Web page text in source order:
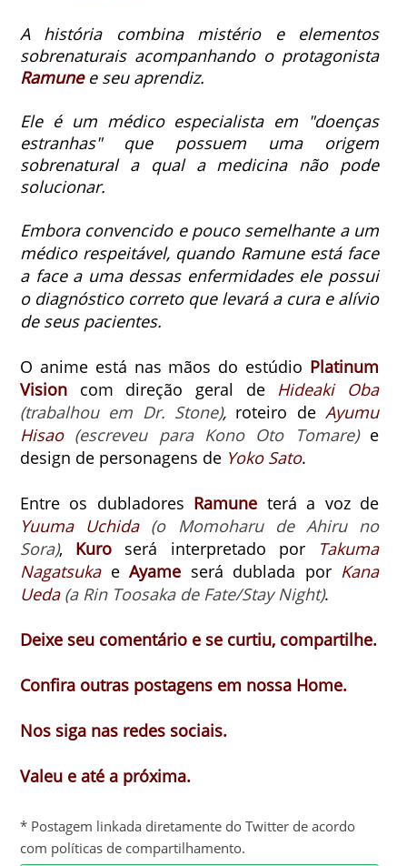
A história combina mistério e elementos
sobrenaturais acompanhando o protagonista
Ramunee seu aprendiz.
Ele é um médico especialista em "doenças
estranhas" que possuem uma origem
sobrenatural a qual a medicina não pode
solucionar.
Embora convencido e pouco semelhante a um
médico respeitável, quando Ramune está face
a face a uma dessas enfermidades ele possui
o diagnóstico correto que levará a cura e alívio
de seus pacientes.
O anime está nas mãos do estúdio Platinum
Vision com direção geral de Hideaki Oba
(trabalhou em Dr. Stone), roteiro deAyumu
Hisao (escreveu para Kono Oto Tomare)e
design de personagens de Yoko Sato.
Entre os dubladores Ramune terá a voz de
Yuuma Uchida (o Momoharu de Ahiru no
Sora), Kuro será interpretado por
Takuma
NagatsukaeAyame será dublada por Kana
Ueda(a Rin Toosaka de Fate/Stay Night).
Deixe seu comentário e se curtiu, compartilhe.
Confira outras postagens em nossa Home.
Nos siga nas redes sociais.
Valeu e até a próxima.
* Postagem linkada diretamente do Twitter de acordo
com políticas de compartilhamento.